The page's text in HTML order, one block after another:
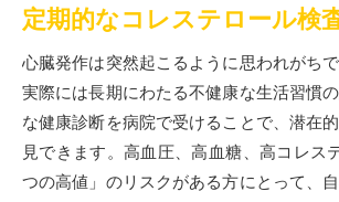
定期的なコレステロール検
心臓発作は突然起こるように思われがち
実際には長期にわたる不健康な生活習慣
な健康診断を病院で受けることで、潜在
見できます。高血圧、高血糖、高コレス
つの高値」のリスクがある方にとって、